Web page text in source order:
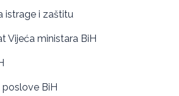
istrage i zaštitu
Vijeća ministara BiH
BiH